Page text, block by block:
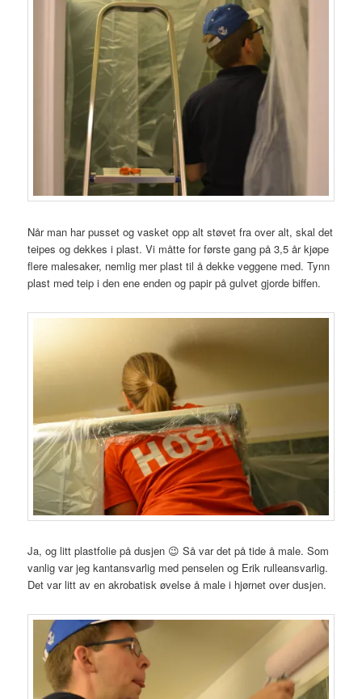
Når man har pusset og vasket opp alt støvet fra over alt, skal det
teipes og dekkes i plast. Vi måtte for første gang på 3,5 år kjøpe
flere malesaker, nemlig mer plast til å dekke veggene med. Tynn
plast med teip i den ene enden og papir på gulvet gjorde biffen.
Ja, og litt plastfolie på dusjen 😉 Så var det på tide å male. Som
vanlig var jeg kantansvarlig med penselen og Erik rulleansvarlig.
Det var litt av en akrobatisk øvelse å male i hjørnet over dusjen.